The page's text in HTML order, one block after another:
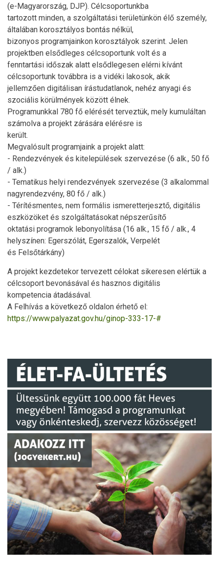
(e-Magyarország, DJP). Célcsoportunkba
tartozott minden, a szolgáltatási területünkön élő személy,
általában korosztályos bontás nélkül,
bizonyos programjainkon korosztályok szerint. Jelen
projektben elsődleges célcsoportunk volt és a
fenntartási időszak alatt elsődlegesen elérni kívánt
célcsoportunk továbbra is a vidéki lakosok, akik
jellemzően digitálisan írástudatlanok, nehéz anyagi és
szociális körülmények között élnek.
Programunkkal 780 fő elérését terveztük, mely kumuláltan
számolva a projekt zárására elérésre is
került.
Megvalósult programjaink a projekt alatt:
- Rendezvények és kitelepülések szervezése (6 alk., 50 fő
/ alk.)
- Tematikus helyi rendezvények szervezése (3 alkalommal
nagyrendezvény, 80 fő / alk.)
- Térítésmentes, nem formális ismeretterjesztő, digitális
eszközöket és szolgáltatásokat népszerűsítő
oktatási programok lebonyolítása (16 alk., 15 fő / alk., 4
helyszínen: Egerszólát, Egerszalók, Verpelét
és Felsőtárkány)
A projekt kezdetekor tervezett célokat sikeresen elértük a
célcsoport bevonásával és hasznos digitális
kompetencia átadásával.
A Felhívás a következő oldalon érhető el:
https://www.palyazat.gov.hu/ginop-333-17-#